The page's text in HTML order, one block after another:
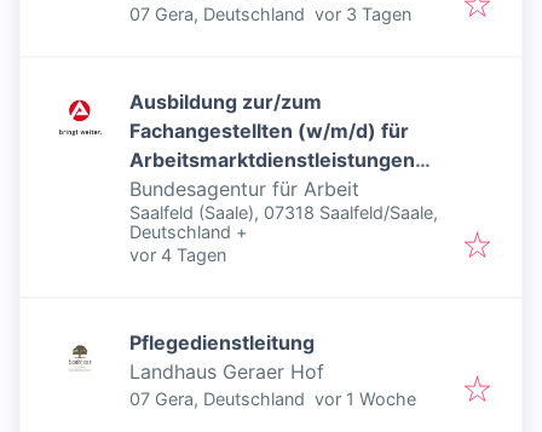
07 Gera, Deutschland Veröffentlicht
vor 3 Tagen
Ausbildung zur/zum
Fachangestellten (w/m/d) für
Arbeitsmarktdienstleistungen
(Arbeitsort Gera) - Inklusiver Job
Bundesagentur für Arbeit
Saalfeld (Saale), 07318 Saalfeld/Saale,
Deutschland +
Veröffentlicht
vor 4 Tagen
Pflegedienstleitung
Landhaus Geraer Hof
07 Gera, Deutschland Veröffentlicht
vor 1 Woche